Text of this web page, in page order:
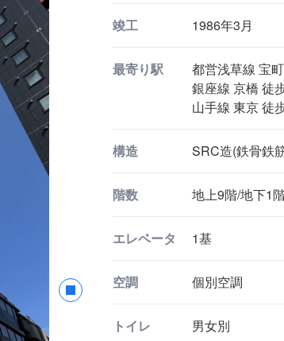
竣工 1986年3月
最寄り駅
都営浅草線 宝
銀座線 京橋 徒
山手線 東京 徒
構造 SRC造(鉄骨鉄
階数 地上9階/地下1
エレベータ 1基
空調 個別空調
トイレ 男女別